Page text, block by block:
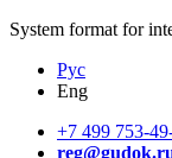
System format for
Рус
Eng
+7 499 753-